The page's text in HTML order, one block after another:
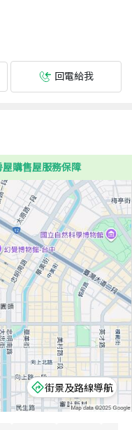
回電給我
購售屋服務保障
街景及路線導航